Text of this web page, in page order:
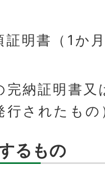
証明書（1か
完納証明書又
行されたもの
るもの